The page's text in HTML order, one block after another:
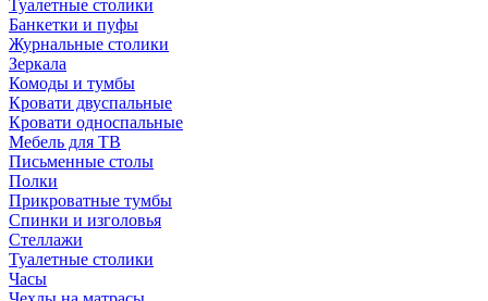
Туалетные столики
Банкетки и пуфы
Журнальные столики
Зеркала
Комоды и тумбы
Кровати двуспальные
Кровати односпальные
Мебель для ТВ
Письменные столы
Полки
Прикроватные тумбы
Спинки и изголовья
Стеллажи
Туалетные столики
Часы